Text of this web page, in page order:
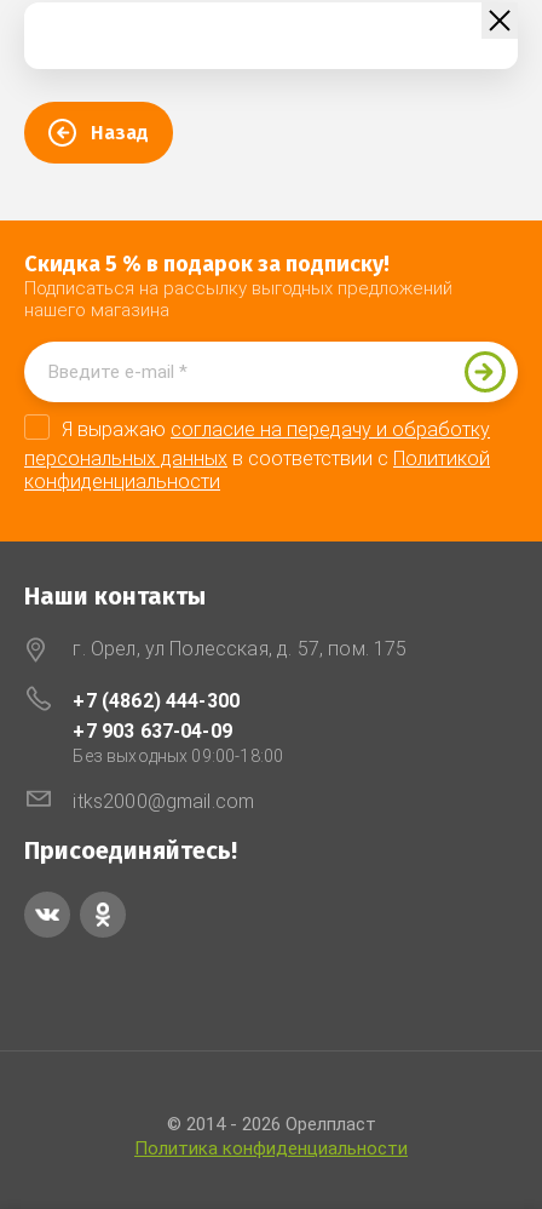
Назад
Скидка 5 % в подарок за подписку!
Подписаться на рассылку выгодных предложений
нашего магазина
Я выражаю согласие на передачу и обработку
персональных данных в соответствии с Политикой
конфиденциальности
Наши контакты
г. Орел, ул Полесская, д. 57, пом. 175
+7 (4862) 444-300
+7 903 637-04-09
Без выходных 09:00-18:00
itks2000@gmail.com
Присоединяйтесь!
© 2014 - 2026 Орелпласт
Политика конфиденциальности